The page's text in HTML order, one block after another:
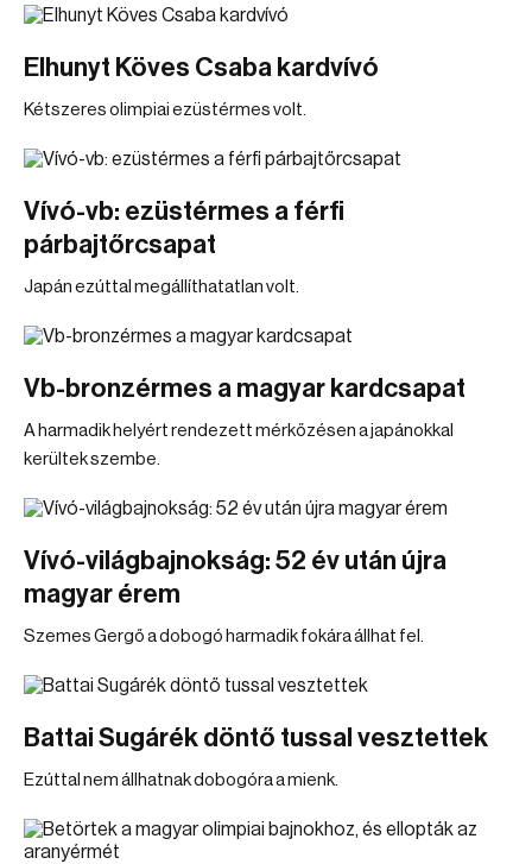
Elhunyt Köves Csaba kardvívó
Kétszeres olimpiai ezüstérmes volt.
Vívó-vb: ezüstérmes a férfi
párbajtőrcsapat
Japán ezúttal megállíthatatlan volt.
Vb-bronzérmes a magyar kardcsapat
A harmadik helyért rendezett mérkőzésen a japánokkal
kerültek szembe.
Vívó-világbajnokság: 52 év után újra
magyar érem
Szemes Gergő a dobogó harmadik fokára állhat fel.
Battai Sugárék döntő tussal vesztettek
Ezúttal nem állhatnak dobogóra a mienk.